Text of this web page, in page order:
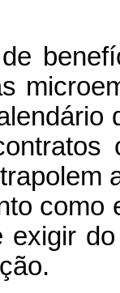
como
exigir